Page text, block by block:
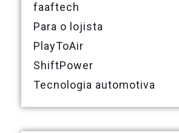
faaftech
Para o lojista
PlayToAir
ShiftPower
Tecnologia automotiva